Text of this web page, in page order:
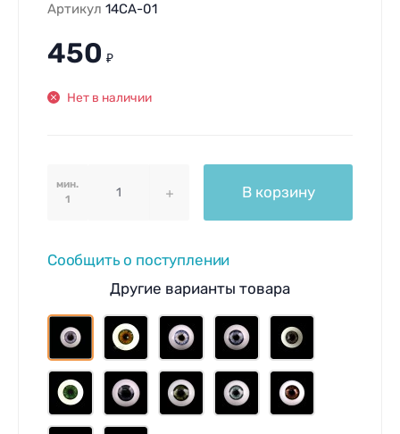
Артикул 14CA-01
450 ₽
Нет в наличии
мин.
1
В корзину
Сообщить о поступлении
Другие варианты товара